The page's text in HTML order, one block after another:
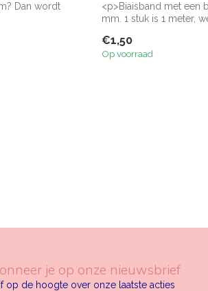
Dan wordt
<p>Biaisband met een
mm. 1 stuk is 1 meter,
€1,50
Op voorraad
je op onze nieuwsbrief
op de hoogte over onze laatste acties